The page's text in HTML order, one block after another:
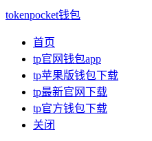
tokenpocket钱包
首页
tp官网钱包app
tp苹果版钱包下载
tp最新官网下载
tp官方钱包下载
关闭